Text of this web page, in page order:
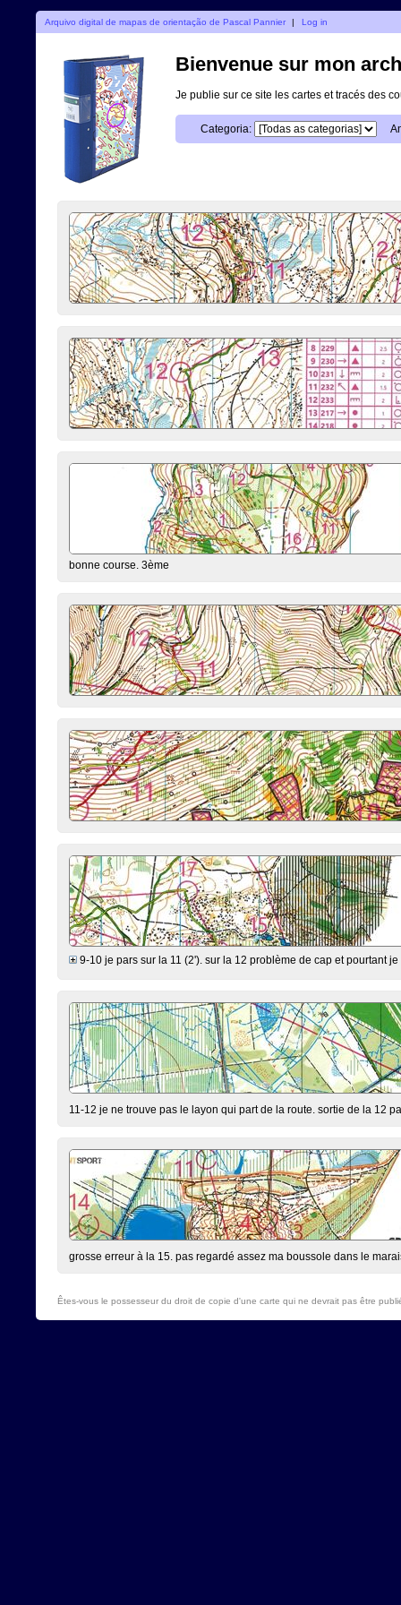
Arquivo digital de mapas de orientação de Pascal Pannier | Log in
Bienvenue sur mon
Je publie sur ce site les cartes et tracés des
Categoria:
bonne course. 3ème
9-10 je pars sur la 11 (2'). sur la 12 problème de cap et pourtant
11-12 je ne trouve pas le layon qui part de la route. sortie de la 12
grosse erreur à la 15. pas regardé assez ma boussole dans le
Êtes-vous le possesseur du droit de copie d'une carte qui ne devrait pas être